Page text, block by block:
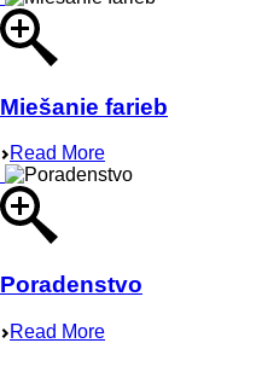
Miešanie farieb
Read More
Poradenstvo
Read More